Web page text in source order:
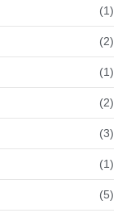
(1)
(2)
(1)
(2)
(3)
(1)
(5)